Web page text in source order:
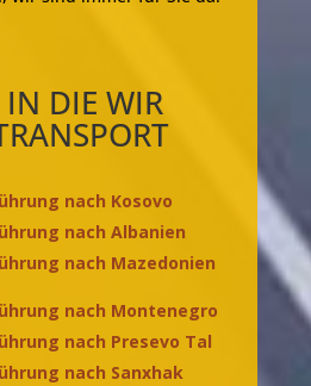
DIE WIR
nach Kosovo
nach Albanien
nach Mazedonien
nach Montenegro
nach Presevo Tal
nach Sanxhak